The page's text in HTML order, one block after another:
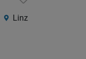
Linz